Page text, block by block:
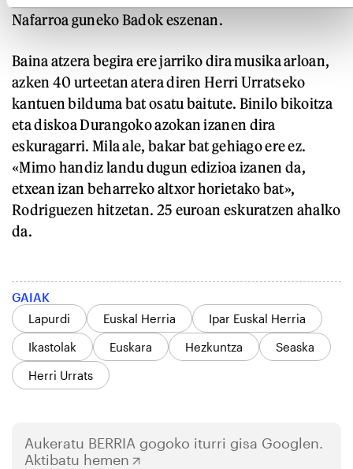
Nafarroa guneko Badok eszenan.
Baina atzera begira ere jarriko dira musika arloan,
azken 40 urteetan atera diren Herri Urratseko
kantuen bilduma bat osatu baitute. Binilo bikoitza
eta diskoa Durangoko azokan izanen dira
eskuragarri. Mila ale, bakar bat gehiago ere ez.
«Mimo handiz landu dugun edizioa izanen da,
etxean izan beharreko altxor horietako bat»,
Rodriguezen hitzetan. 25 euroan eskuratzen ahalko
da.
GAIAK
Lapurdi
Euskal Herria
Ipar Euskal Herria
Ikastolak
Euskara Hezkuntza
Seaska
Herri Urrats
Aukeratu BERRIA gogoko iturri gisa Googlen.
Aktibatu hemen